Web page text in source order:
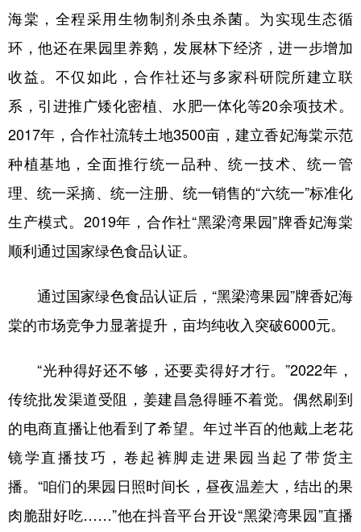
海棠，全程采用生物制剂杀虫杀菌。为实现生态循
环，他还在果园里养鹅，发展林下经济，进一步增加
收益。不仅如此，合作社还与多家科研院所建立联
系，引进推广矮化密植、水肥一体化等20余项技术。
2017年，合作社流转土地3500亩，建立香妃海棠示范
种植基地，全面推行统一品种、统一技术、统一管
理、统一采摘、统一注册、统一销售的“六统一”标准化
生产模式。2019年，合作社“黑梁湾果园”牌香妃海棠
顺利通过国家绿色食品认证。
通过国家绿色食品认证后，“黑梁湾果园”牌香妃海
棠的市场竞争力显著提升，亩均纯收入突破6000元。
“光种得好还不够，还要卖得好才行。”2022年，
传统批发渠道受阻，姜建昌急得睡不着觉。偶然刷到
的电商直播让他看到了希望。年过半百的他戴上老花
镜学直播技巧，卷起裤脚走进果园当起了带货主
播。“咱们的果园日照时间长，昼夜温差大，结出的果
肉脆甜好吃……”他在抖音平台开设“黑梁湾果园”直播